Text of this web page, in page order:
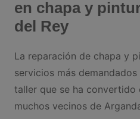
en chapa y
del Rey
La reparación de chapa y
servicios más demandados
taller que se ha convertido
muchos vecinos de